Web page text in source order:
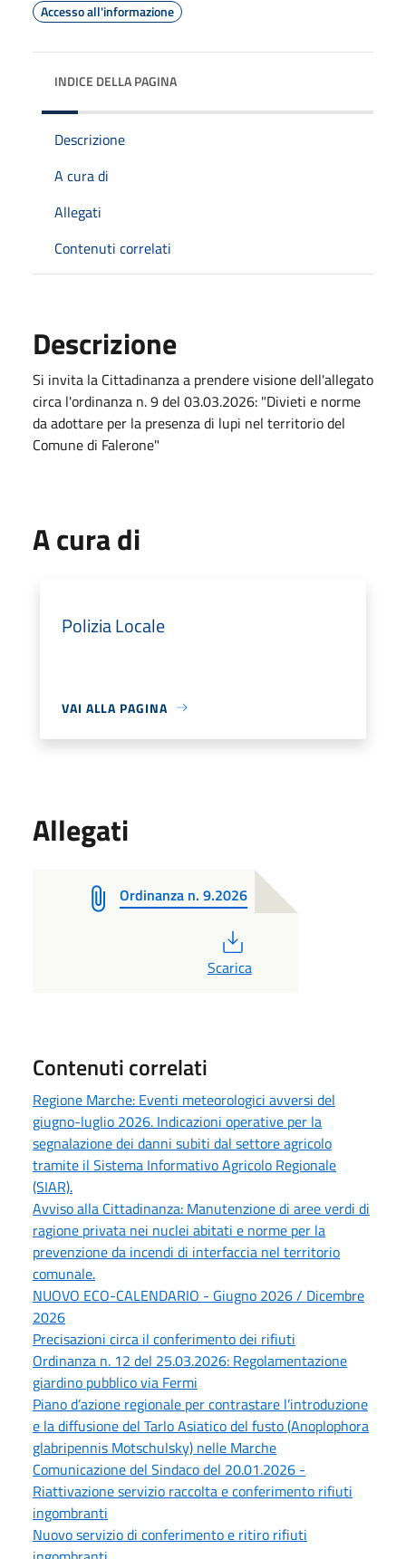
Accesso all'informazione
INDICE DELLA PAGINA
Descrizione
A cura di
Allegati
Contenuti correlati
Descrizione
Si invita la Cittadinanza a prendere visione dell'allegato
circa l'ordinanza n. 9 del 03.03.2026: "Divieti e norme
da adottare per la presenza di lupi nel territorio del
Comune di Falerone"
A cura di
Polizia Locale
VAI ALLA PAGINA
Allegati
Ordinanza n. 9.2026
Scarica
Contenuti correlati
Regione Marche: Eventi meteorologici avversi del
giugno-luglio 2026. Indicazioni operative per la
segnalazione dei danni subiti dal settore agricolo
tramite il Sistema Informativo Agricolo Regionale
(SIAR).
Avviso alla Cittadinanza: Manutenzione di aree verdi di
ragione privata nei nuclei abitati e norme per la
prevenzione da incendi di interfaccia nel territorio
comunale.
NUOVO ECO-CALENDARIO - Giugno 2026 / Dicembre
2026
Precisazioni circa il conferimento dei rifiuti
Ordinanza n. 12 del 25.03.2026: Regolamentazione
giardino pubblico via Fermi
Piano d’azione regionale per contrastare l’introduzione
e la diffusione del Tarlo Asiatico del fusto (Anoplophora
glabripennis Motschulsky) nelle Marche
Comunicazione del Sindaco del 20.01.2026 -
Riattivazione servizio raccolta e conferimento rifiuti
ingombranti
Nuovo servizio di conferimento e ritiro rifiuti